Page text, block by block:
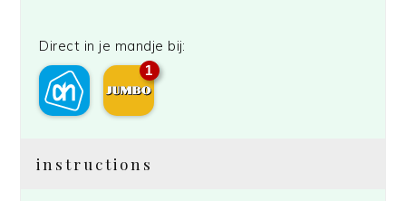
Direct in je mandje bij:
1
instructions